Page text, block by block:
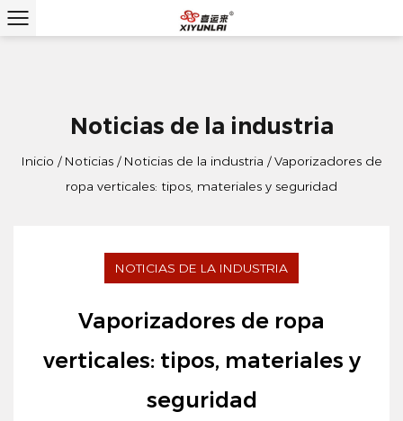
Noticias de la industria
Inicio / Noticias/ Noticias de la industria /Vaporizadores de
ropa verticales: tipos, materiales y seguridad
NOTICIAS DE LA INDUSTRIA
Vaporizadores de ropa
verticales: tipos, materiales y
seguridad